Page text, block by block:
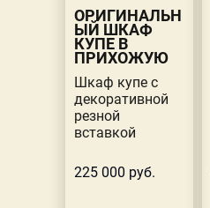
ОРИГИНАЛЬН
ЫЙ ШКАФ
КУПЕ В
ПРИХОЖУЮ
Шкаф купе с
декоративной
резной
вставкой
225 000 руб.